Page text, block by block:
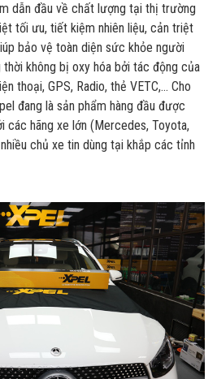
dẫn đầu về chất lượng tại thị trường
tối ưu, tiết kiệm nhiên liệu, cản triệt
bảo vệ toàn diện sức khỏe người
không bị oxy hóa bởi tác động của
thoại, GPS, Radio, thẻ VETC,... Cho
đang là sản phẩm hàng đầu được
các hãng xe lớn (Mercedes, Toyota,
chủ xe tin dùng tại khắp các tỉnh